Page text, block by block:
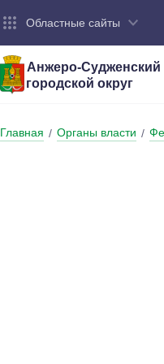
Областные сайты
Анжеро-Судженский
городской округ
Главная / Органы власти /